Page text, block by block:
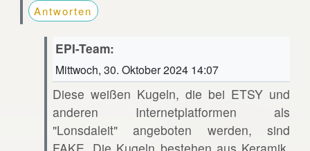
Antworten
EPI-Team:
Mittwoch, 30. Oktober 2024 14:07
Diese weißen Kugeln, die bei ETSY und
anderen Internetplatformen als
"Lonsdaleit" angeboten werden, sind